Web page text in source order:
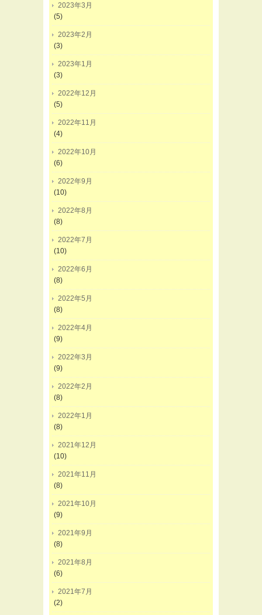
2023年3月
(5)
2023年2月
(3)
2023年1月
(3)
2022年12月
(5)
2022年11月
(4)
2022年10月
(6)
2022年9月
(10)
2022年8月
(8)
2022年7月
(10)
2022年6月
(8)
2022年5月
(8)
2022年4月
(9)
2022年3月
(9)
2022年2月
(8)
2022年1月
(8)
2021年12月
(10)
2021年11月
(8)
2021年10月
(9)
2021年9月
(8)
2021年8月
(6)
2021年7月
(2)